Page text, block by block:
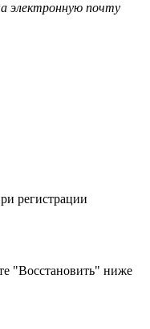
электронную почту
регистрации
"Восстановить" ниже